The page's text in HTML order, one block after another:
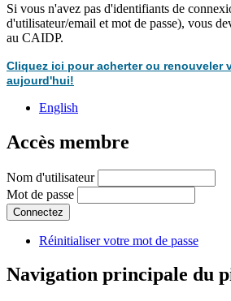
Si vous n'avez pas d'identifiants de
d'utilisateur/email et mot de passe), vous
au CAIDP.
Cliquez ici pour acherter ou renouveler
aujourd'hui!
English
Accès membre
Nom d'utilisateur
Mot de passe
Réinitialiser votre mot de passe
Navigation principale du